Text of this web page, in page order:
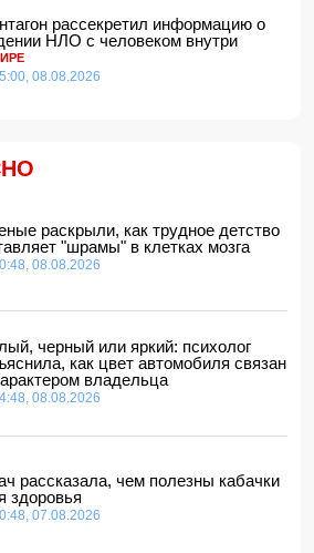
конфликт, связанный
с участием
в море 16-летнего юноши
Ивановку в Харьковской
на 9 августа
Ильхаму Алиеву
фигуру для повторения
рассекретил информацию о
НЛО с человеком внутри
08.08.2026
раскрыли, как трудное детство
"шрамы" в клетках мозга
08.08.2026
черный или яркий: психолог
как цвет автомобиля связан
владельца
08.08.2026
рассказала, чем полезны кабачки
здоровья
07.08.2026